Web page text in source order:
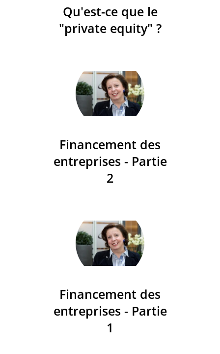
Qu'est-ce que le
"private equity" ?
Financement des
entreprises - Partie
2
Financement des
entreprises - Partie
1